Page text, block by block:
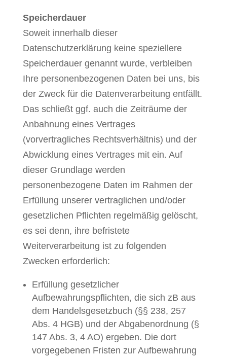
Speicherdauer
Soweit innerhalb dieser
Datenschutzerklärung keine speziellere
Speicherdauer genannt wurde, verbleiben
Ihre personenbezogenen Daten bei uns, bis
der Zweck für die Datenverarbeitung entfällt.
Das schließt ggf. auch die Zeiträume der
Anbahnung eines Vertrages
(vorvertragliches Rechtsverhältnis) und der
Abwicklung eines Vertrages mit ein. Auf
dieser Grundlage werden
personenbezogene Daten im Rahmen der
Erfüllung unserer vertraglichen und/oder
gesetzlichen Pflichten regelmäßig gelöscht,
es sei denn, ihre befristete
Weiterverarbeitung ist zu folgenden
Zwecken erforderlich:
Erfüllung gesetzlicher
Aufbewahrungspflichten, die sich zB aus
dem Handelsgesetzbuch (§§ 238, 257
Abs. 4 HGB) und der Abgabenordnung (§
147 Abs. 3, 4 AO) ergeben. Die dort
vorgegebenen Fristen zur Aufbewahrung